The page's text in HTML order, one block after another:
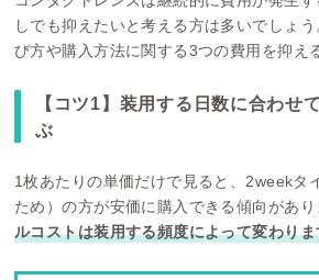
しでも抑えたいと考える方は多いでしょ
び方や購入方法に関する3つの費用を抑え
【コツ1】装用する日数に合わせ
ぶ
1枚あたりの単価だけで見ると、2weekタ
ため）の方が安価に購入できる傾向があり
ルコストは装用する頻度によって変わりま